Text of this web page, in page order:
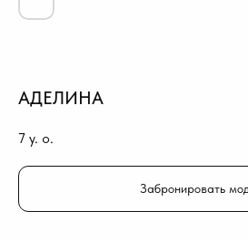
АДЕЛИНА
7 y. o.
Забронировать